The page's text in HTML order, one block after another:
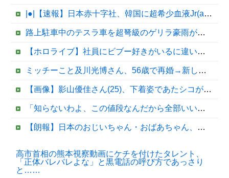
|●|【速報】日本赤十字社、韓国に超希少血液Jr(a-)を提供「韓国内では適合する血液を確保できなかった」※今回で4回目
路上駐車中のテスラ車を超弩級のゲリラ豪雨が直撃、水が溢れてどんどん浸かっていくのを……
【ホロライブ】社員にビブー好きがいるに違いない（確信
ミッチーこと及川光博さん、56歳で再婚→新しい命まで授かるｗｗｗｗｗ
【画像】影山優佳さん(25)、下着姿であたシコが止まらない
「知らないわよ、この値段なんだから全部いいのが欲しいの」イチゴ売り場で言い返された話
【朗報】日本のおじいちゃん・おばあちゃん、半数以上がSNSを使いこなしていたｗｗｗｗｗ
大阪府の小学校でイスラム教の指導者が授業を行い物議を醸す！ #大阪 #イスラム教 #モスク
高市首相の熊本視察動画にケチを付けたタレント、
「正体バレバレよな」と黒電話の呼び方であっさり
と……